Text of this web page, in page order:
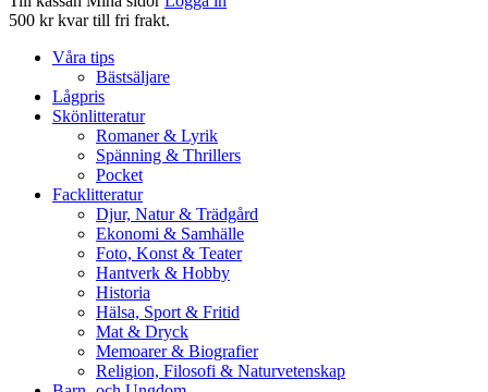
500 kr kvar till fri frakt.
Våra tips
Bästsäljare
Lågpris
Skönlitteratur
Romaner & Lyrik
Spänning & Thrillers
Pocket
Facklitteratur
Djur, Natur & Trädgård
Ekonomi & Samhälle
Foto, Konst & Teater
Hantverk & Hobby
Historia
Hälsa, Sport & Fritid
Mat & Dryck
Memoarer & Biografier
Religion, Filosofi & Naturvetenskap